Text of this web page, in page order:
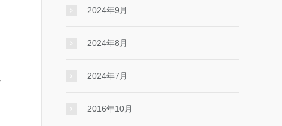
2024年9月
2024年8月
2024年7月
2016年10月